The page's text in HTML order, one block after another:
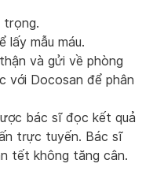
trọng.
lấy mẫu máu.
và gửi về phòng
với Docosan để phân
bác sĩ đọc kết quả
trực tuyến. Bác sĩ
tết không tăng cân.